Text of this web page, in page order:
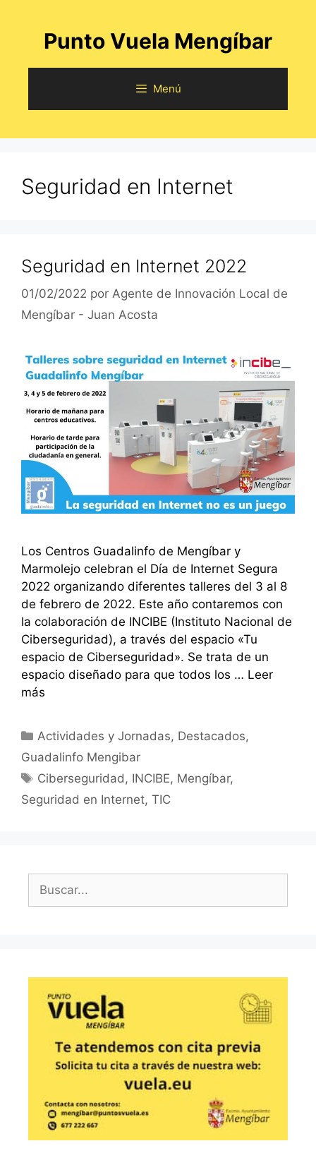
contenidoPunto Vuela Mengíbar
Menú
Seguridad en Internet
Seguridad en Internet 2022
01/02/2022 por Agente de Innovación Local de
Mengíbar - Juan Acosta
Los Centros Guadalinfo de Mengíbar y
Marmolejo celebran el Día de Internet Segura
2022 organizando diferentes talleres del 3 al 8
de febrero de 2022. Este año contaremos con
la colaboración de INCIBE (Instituto Nacional de
Ciberseguridad), a través del espacio «Tu
espacio de Ciberseguridad». Se trata de un
espacio diseñado para que todos los … Leer
más
Categorías
Actividades y Jornadas, Destacados,
Guadalinfo Mengibar
Etiquetas
Ciberseguridad, INCIBE, Mengíbar,
Seguridad en Internet, TIC
Buscar: